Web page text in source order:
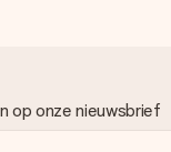
op onze nieuwsbrief